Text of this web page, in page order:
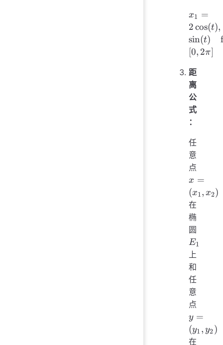
x_1 =
\cos(t),
\quad
x_2
\sin(t)
\quad
} t
[0, 2\pi]
x1 =
2 cos(t),
sin(t)
f
[0, 2π]
距
离
公
式
：
任
意
点
(x_1,
x_2)
x =
(x1, x2)
在
椭
圆
E1
上
和
任
意
点
(y_1,
y_2)
y =
(y1 , y2)
在